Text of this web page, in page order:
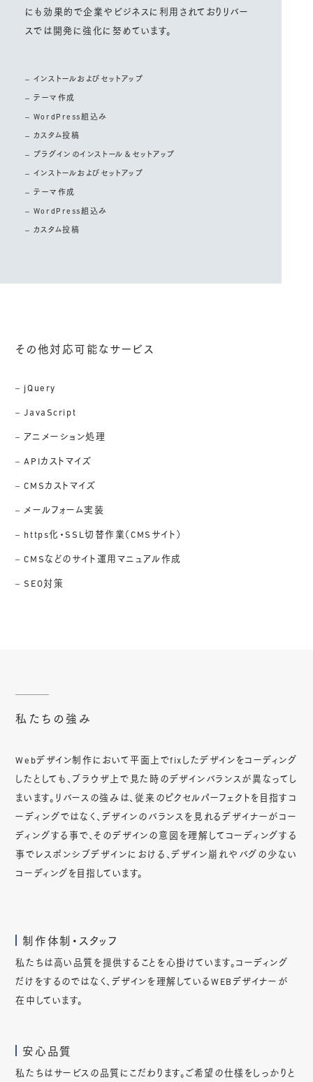
にも効果的で企業やビジネスに利用されておりリバー
スでは開発に強化に努めています。
インストールおよびセットアップ
テーマ作成
WordPress組込み
カスタム投稿
プラグインのインストール＆セットアップ
インストールおよびセットアップ
テーマ作成
WordPress組込み
カスタム投稿
その他対応可能なサービス
jQuery
JavaScript
アニメーション処理
APIカストマイズ
CMSカストマイズ
メールフォーム実装
https化・SSL切替作業（CMSサイト）
CMSなどのサイト運用マニュアル作成
SEO対策
私たちの強み
Webデザイン制作において平面上でfixしたデザインをコーディング
したとしても、ブラウザ上で見た時のデザインバランスが異なってし
まいます。リバースの強みは、従来のピクセルパーフェクトを目指すコ
ーディングではなく、デザインのバランスを見れるデザイナーがコー
ディングする事で、そのデザインの意図を理解してコーディングする
事でレスポンシブデザインにおける、デザイン崩れやバグの少ない
コーディングを目指しています。
制作体制・スタッフ
私たちは高い品質を提供することを心掛けています。コーディング
だけをするのではなく、デザインを理解しているWEBデザイナーが
在中しています。
安心品質
私たちはサービスの品質にこだわります。ご希望の仕様をしっかりと